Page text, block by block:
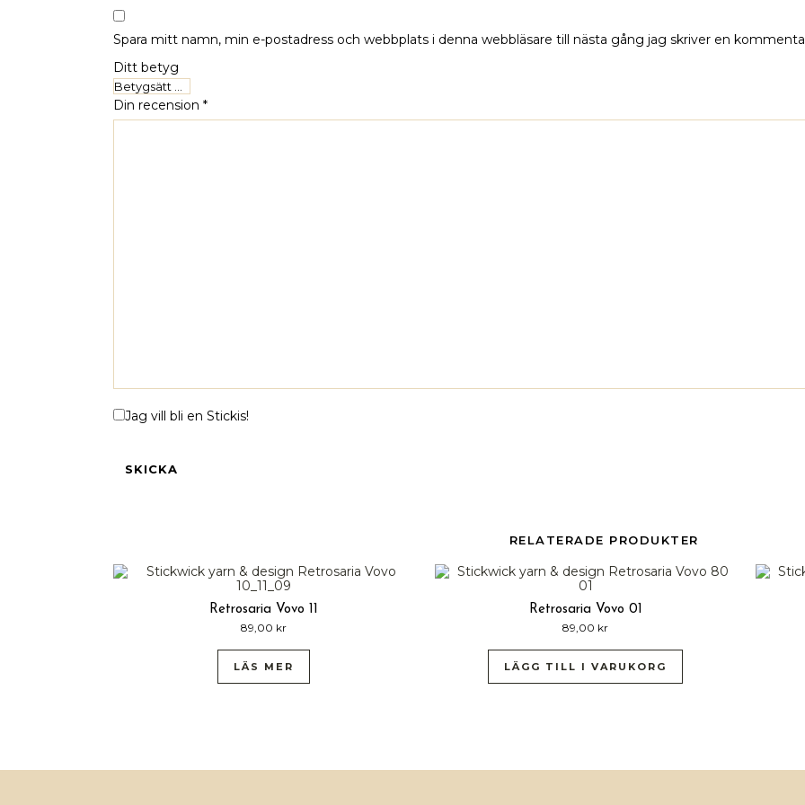
Spara mitt namn, min e-postadress och webbplats i denna webbläsare till nästa gång jag skriver en
Ditt betyg
Din recension *
Jag vill bli en Stickis!
RELATERADE PRODUKTER
Retrosaria Vovo 11
89,00 kr
LÄS MER
Retrosaria Vovo 01
89,00 kr
LÄGG TILL I VARUKORG